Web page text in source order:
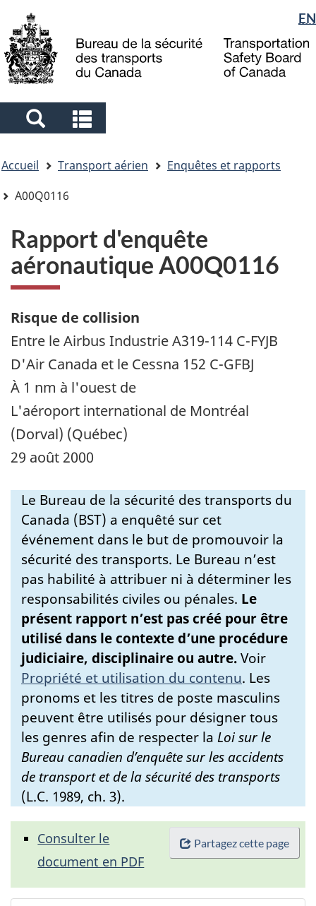
to
main
to
"About
government"
à
la
Sélection
de
la
langue
EN
Search
and
menus
and
menus
êtes
ici
Accueil Transport aérien
Enquêtes et rapports
A00Q0116
Rapport d'enquête
aéronautique A00Q0116
Risque de collision
Entre le Airbus Industrie A319-114 C-FYJB
D'Air Canada et le Cessna 152 C-GFBJ
À 1 nm à l'ouest de
L'aéroport international de Montréal
(Dorval) (Québec)
29 août 2000
Le Bureau de la sécurité des transports du
Canada (BST) a enquêté sur cet
événement dans le but de promouvoir la
sécurité des transports. Le Bureau n’est
pas habilité à attribuer ni à déterminer les
responsabilités civiles ou pénales. Le
présent rapport n’est pas créé pour être
utilisé dans le contexte d’une procédure
judiciaire, disciplinaire ou autre.Voir
Propriété et utilisation du contenu. Les
pronoms et les titres de poste masculins
peuvent être utilisés pour désigner tous
les genres afin de respecter la Loi sur le
Bureau canadien d’enquête sur les accidents
de transport et de la sécurité des transports
(L.C. 1989, ch. 3).
Partagez cette page
Consulter le
document en PDF